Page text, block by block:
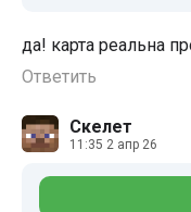
да! карта реальна
Ответить
Скелет
11:35 2 апр 26